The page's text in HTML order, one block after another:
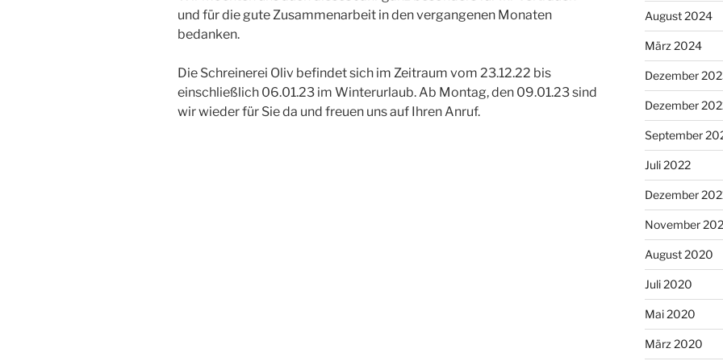
und für die gute Zusammenarbeit in den vergangenen Monaten
bedanken.
Die Schreinerei Oliv befindet sich im Zeitraum vom 23.12.22 bis
einschließlich 06.01.23 im Winterurlaub. Ab Montag, den 09.01.23 sind
wir wieder für Sie da und freuen uns auf Ihren Anruf.
August 2024
März 2024
Dezember
Dezember
September
Juli 2022
Dezember
November
August 2020
Juli 2020
Mai 2020
März 2020